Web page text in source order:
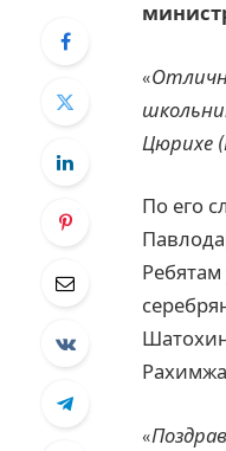
«
Цюрихе
По его
«